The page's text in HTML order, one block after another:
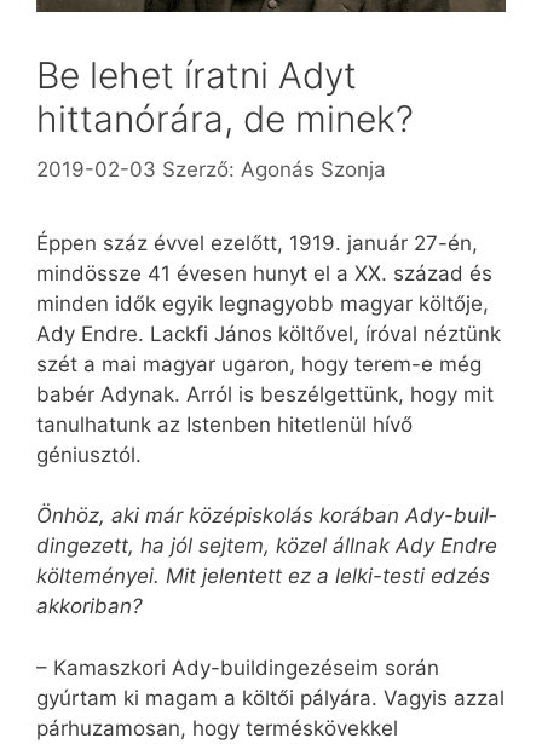
Be lehet íratni Adyt
hittanórára, de minek?
2019-02-03 Szerző: Agonás Szonja
Éppen száz évvel ezelőtt, 1919. január 27-én,
mindössze 41 évesen hunyt el a XX. század és
minden idők egyik legnagyobb magyar költője,
Ady Endre. Lackfi János költővel, íróval néztünk
szét a mai magyar ugaron, hogy terem-e még
babér Adynak. Arról is beszélgettünk, hogy mit
tanulhatunk az Istenben hitetlenül hívő
géniusztól.
Önhöz, aki már középiskolás korában Ady-buil­
dingezett, ha jól sejtem, közel állnak Ady Endre
költeményei. Mit jelentett ez a lelki-testi edzés
akkoriban?
– Kamaszkori Ady-buildingezéseim során
gyúrtam ki magam a költői pályára. Vagyis azzal
párhuzamosan, hogy terméskövekkel